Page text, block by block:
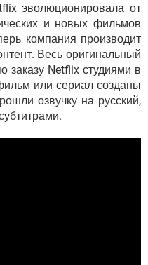
эволюционировала от
и новых фильмов
компания производит
Весь оригинальный
заказу Netflix студиями в
или сериал созданы
озвучку на русский,